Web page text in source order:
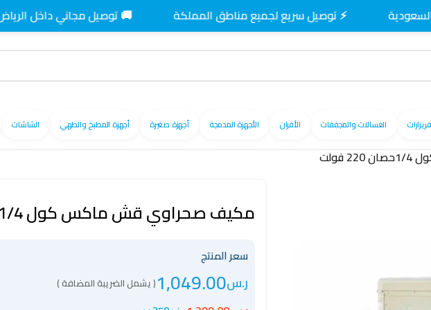
الغسالات والمجففات الأفران الأجهزة المدمجة أجهزة صغيرة أجهزة المطبخ والطهي الشاشات
مكيف صحراوي قش ماكس كول 1/4حصان 220 فولت
سعر المنتج
ر.س1,049.00( يشمل الضريبة المضافة )
⚡ توصيل سريع لجميع مناطق المملكة 🚚 توصيل مجاني داخل الرياض